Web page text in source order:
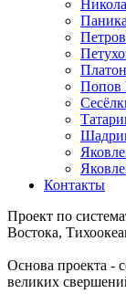
Попов
Контакты
Проект по
Востока,
Основа проекта -
великих